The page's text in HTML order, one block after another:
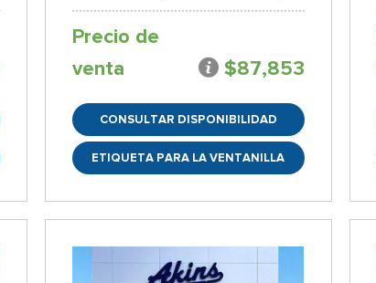
Precio de
venta
$87,853
CONSULTAR DISPONIBILIDAD
ETIQUETA PARA LA VENTANILLA